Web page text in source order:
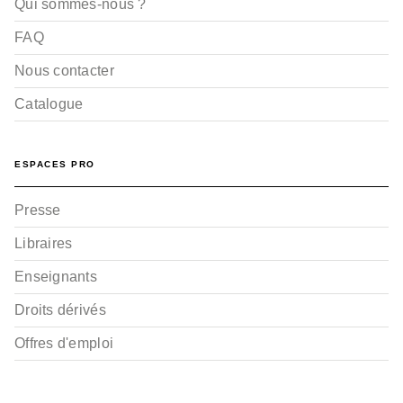
Qui sommes-nous ?
FAQ
Nous contacter
Catalogue
ESPACES PRO
Presse
Libraires
Enseignants
Droits dérivés
Offres d'emploi